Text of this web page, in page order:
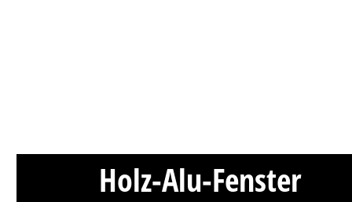
Holz-Alu-Fenster